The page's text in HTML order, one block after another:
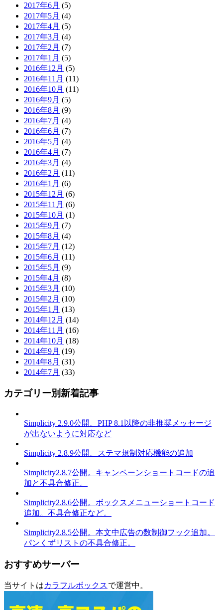
2017年6月 (5)
2017年5月 (4)
2017年4月 (5)
2017年3月 (4)
2017年2月 (7)
2017年1月 (5)
2016年12月 (5)
2016年11月 (11)
2016年10月 (11)
2016年9月 (5)
2016年8月 (9)
2016年7月 (4)
2016年6月 (7)
2016年5月 (4)
2016年4月 (7)
2016年3月 (4)
2016年2月 (11)
2016年1月 (6)
2015年12月 (6)
2015年11月 (6)
2015年10月 (1)
2015年9月 (7)
2015年8月 (4)
2015年7月 (12)
2015年6月 (11)
2015年5月 (9)
2015年4月 (8)
2015年3月 (10)
2015年2月 (10)
2015年1月 (13)
2014年12月 (14)
2014年11月 (16)
2014年10月 (18)
2014年9月 (19)
2014年8月 (31)
2014年7月 (33)
カテゴリー別新着記事
Simplicity 2.9.0公開。PHP 8.1以降の非推奨メッセージ
が出ないように対応など
Simplicity 2.8.9公開。ステマ規制対応機能の追加
Simplicity2.8.7公開。キャンペーンショートコードの追
加と不具合修正。
Simplicity2.8.6公開。ボックスメニューショートコード
追加。不具合修正など。
Simplicity2.8.5公開。本文中広告の数制御フック追加。
パンくずリストの不具合修正。
おすすめサーバー
当サイトはカラフルボックス で運営中。